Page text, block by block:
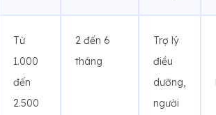
Từ
1.000
đến
2.500
2 đến 6
tháng
Trợ lý
điều
dưỡng,
người